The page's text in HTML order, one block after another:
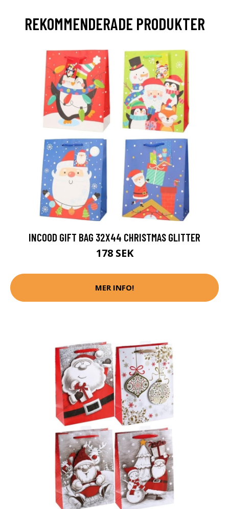
REKOMMENDERADE PRODUKTER
INCOOD GIFT BAG 32X44 CHRISTMAS GLITTER
178 SEK
MER INFO!